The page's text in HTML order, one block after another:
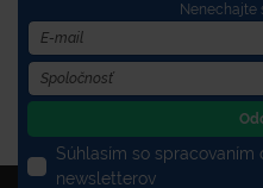
Nenechajte
Súhlasím so
newsletterov